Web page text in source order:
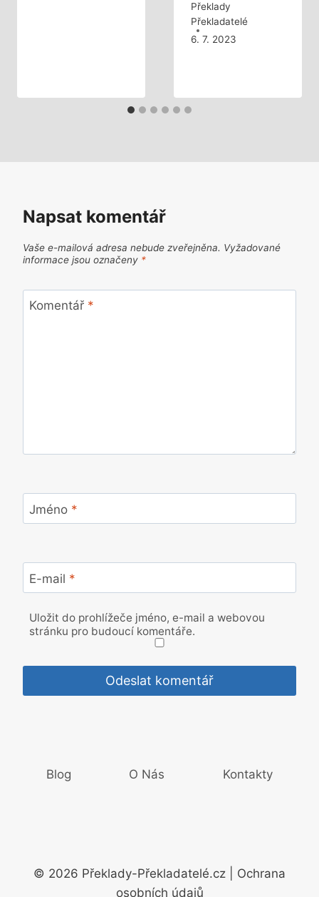
Překlady
Překladatelé
6. 7. 2023
Napsat komentář
Vaše e-mailová adresa nebude zveřejněna. Vyžadované
informace jsou označeny *
Komentář *
Jméno *
E-mail *
Uložit do prohlížeče jméno, e-mail a webovou
stránku pro budoucí komentáře.
Blog O Nás Kontakty
© 2026 Překlady-Překladatelé.cz | Ochrana
osobních údajů